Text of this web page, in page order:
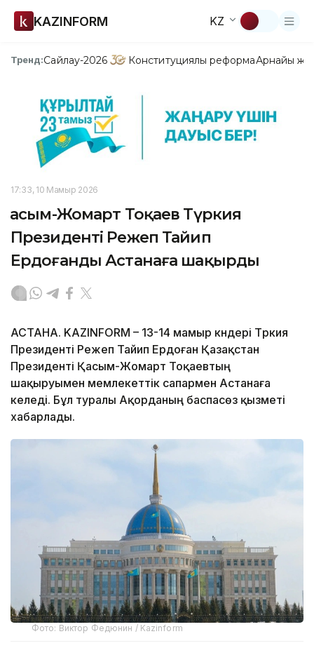
KAZINFORM KZ
Тренд:Сайлау-2026 Конституциялық реформаАрнайы
17:33, 10 Мамыр 2026
Қасым-Жомарт Тоқаев Түркия
Президенті Режеп Тайип
Ердоғанды Астанаға шақырды
АСТАНА. KAZINFORM – 13-14 мамыр күндері Түркия
Президенті Режеп Тайип Ердоған Қазақстан
Президенті Қасым-Жомарт Тоқаевтың
шақыруымен мемлекеттік сапармен Астанаға
келеді. Бұл туралы Ақорданың баспасөз қызметі
хабарлады.
Фото: Виктор Федюнин / Kazinform